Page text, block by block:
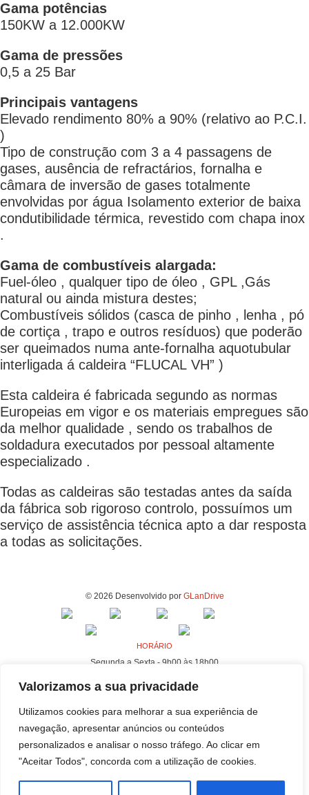
Valorizamos a sua privacidade
Utilizamos cookies para melhorar a sua experiência de
navegação, apresentar anúncios ou conteúdos
personalizados e analisar o nosso tráfego. Ao clicar em
"Aceitar Todos", concorda com a utilização de cookies.
Gama potências
150KW a 12.000KW
Gama de pressões
0,5 a 25 Bar
Principais vantagens
Elevado rendimento 80% a 90% (relativo ao P.C.I.
)
Tipo de construção com 3 a 4 passagens de
gases, ausência de refractários, fornalha e
câmara de inversão de gases totalmente
envolvidas por água Isolamento exterior de baixa
condutibilidade térmica, revestido com chapa inox
.
Gama de combustíveis alargada:
Fuel-óleo , qualquer tipo de óleo , GPL ,Gás
natural ou ainda mistura destes;
Combustíveis sólidos (casca de pinho , lenha , pó
de cortiça , trapo e outros resíduos) que poderão
ser queimados numa ante-fornalha aquotubular
interligada á caldeira “FLUCAL VH” )
Esta caldeira é fabricada segundo as normas
Europeias em vigor e os materiais empregues são
da melhor qualidade , sendo os trabalhos de
soldadura executados por pessoal altamente
especializado .
Todas as caldeiras são testadas antes da saída
da fábrica sob rigoroso controlo, possuímos um
serviço de assistência técnica apto a dar resposta
a todas as solicitações.
© 2026 Desenvolvido por GLanDrive
HORÁRIO
Segunda a Sexta - 9h00 às 18h00
Rua da Indústria, 80-98
4440-230 Campo, Valongo
MORADA - SEDE
Rua da Indústria, 100-106
4440-230 Campo, Valongo